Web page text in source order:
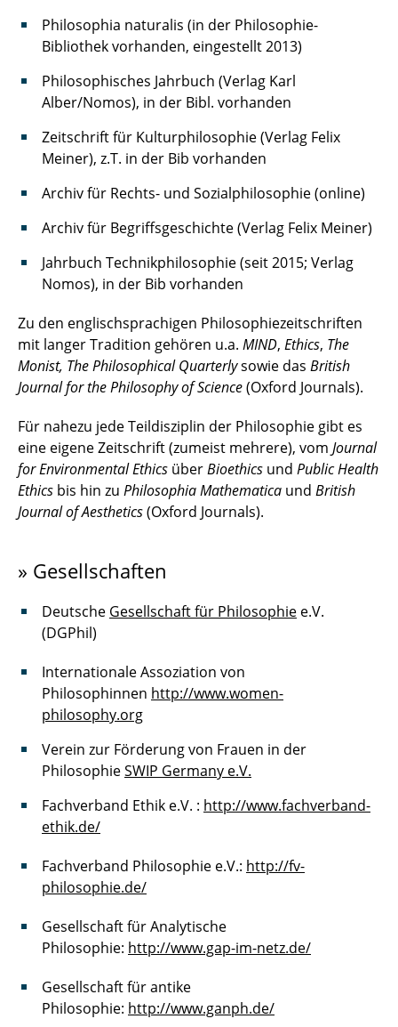
Philosophia naturalis (in der Philosophie-
Bibliothek vorhanden, eingestellt 2013)
Philosophisches Jahrbuch (Verlag Karl
Alber/Nomos), in der Bibl. vorhanden
Zeitschrift für Kulturphilosophie (Verlag Felix
Meiner), z.T. in der Bib vorhanden
Archiv für Rechts- und Sozialphilosophie (online)
Archiv für Begriffsgeschichte (Verlag Felix Meiner)
Jahrbuch Technikphilosophie (seit 2015; Verlag
Nomos), in der Bib vorhanden
Zu den englischsprachigen Philosophiezeitschriften
mit langer Tradition gehören u.a. MIND, Ethics, The
Monist, The Philosophical Quarterlysowie das British
Journal for the Philosophy of Science(Oxford Journals).
Für nahezu jede Teildisziplin der Philosophie gibt es
eine eigene Zeitschrift (zumeist mehrere), vom Journal
for Environmental Ethics überBioethics und Public Health
Ethics bis hin zu Philosophia Mathematica und British
Journal of Aesthetics(Oxford Journals).
» Gesellschaften
Deutsche Gesellschaft für Philosophie e.V.
(DGPhil)
Internationale Assoziation von
Philosophinnen http://www.women-
philosophy.org
Verein zur Förderung von Frauen in der
PhilosophieSWIP Germany e.V.
Fachverband Ethik e.V. : http://www.fachverband-
ethik.de/
Fachverband Philosophie e.V.: http://fv-
philosophie.de/
Gesellschaft für Analytische
Philosophie: http://www.gap-im-netz.de/
Gesellschaft für antike
Philosophie: http://www.ganph.de/